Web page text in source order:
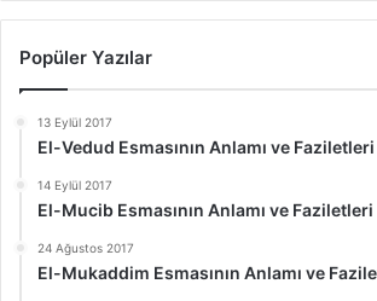
Popüler Yazılar
13 Eylül 2017
El-Vedud Esmasının Anlamı ve Faziletleri
14 Eylül 2017
El-Mucib Esmasının Anlamı ve Faziletleri
24 Ağustos 2017
El-Mukaddim Esmasının Anlamı ve